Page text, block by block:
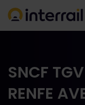
SNCF
RENFE